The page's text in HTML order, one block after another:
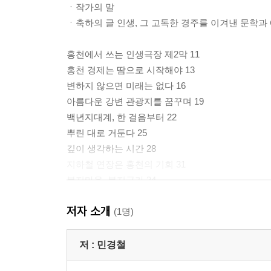
ㆍ작가의 말
ㆍ축하의 글 인생, 그 고독한 경주를 이겨낸 문학과
홍천에서 쓰는 인생극장 제2막 11
홍천 경제는 땀으로 시작해야 13
변하지 않으면 미래는 없다 16
아름다운 강변 관광지를 꿈꾸며 19
백년지대계, 한 걸음부터 22
뿌린 대로 거둔다 25
깊이 생각하는 시간 28
복지마을, 복지국가 34
우리도 할 수 있다 39
세상에서 가장 중요한 것 42
나무는 뿌리가 먼저 늙고, 사람은 다리가 먼저 늙는
저자 소개 (1명)
저 : 민경철